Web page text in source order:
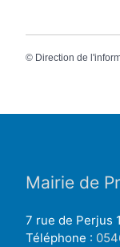
© Direction de
Mairie de
7 rue de Perjus
Téléphone :